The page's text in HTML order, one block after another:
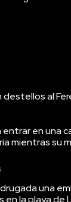
destellos al
en una
mientras su
una
la playa de